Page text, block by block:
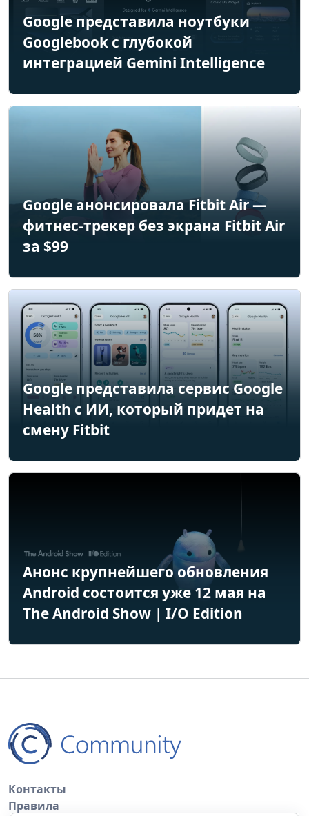
Google представила ноутбуки
Googlebook с глубокой
интеграцией Gemini Intelligence
Google анонсировала Fitbit Air —
фитнес-трекер без экрана Fitbit Air
за $99
Google представила сервис Google
Health с ИИ, который придет на
смену Fitbit
Анонс крупнейшего обновления
Android состоится уже 12 мая на
The Android Show | I/O Edition
Контакты
Правила